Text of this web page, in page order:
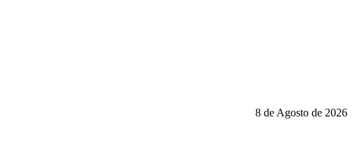
8 de Agosto de 2026